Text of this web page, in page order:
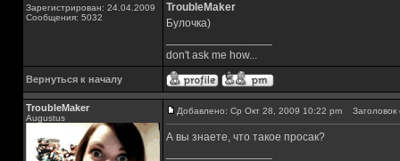
Зарегистрирован: 24.04.2009
Сообщения: 5032
TroubleMaker
Булочка)
don't ask me how...
Вернуться к началу
TroubleMaker
Augustus
Добавлено: Ср Окт 28, 2009 10:22 pm Заголовок
А вы знаете, что такое просак?